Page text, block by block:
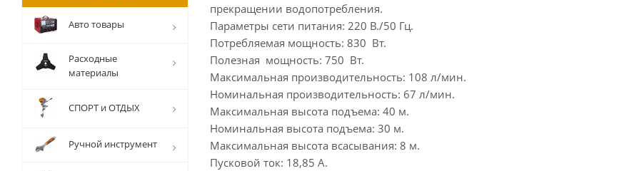
прекращении водопотребления.
Параметры сети питания: 220 В./50 Гц.
Потребляемая мощность: 830 Вт.
Полезная мощность: 750 Вт.
Максимальная производительность: 108 л/мин.
Номинальная производительность: 67 л/мин.
Максимальная высота подъема: 40 м.
Номинальная высота подъема: 30 м.
Максимальная высота всасывания: 8 м.
Пусковой ток: 18,85 А.
Авто товары
Расходные
материалы
СПОРТ и ОТДЫХ
Ручной инструмент